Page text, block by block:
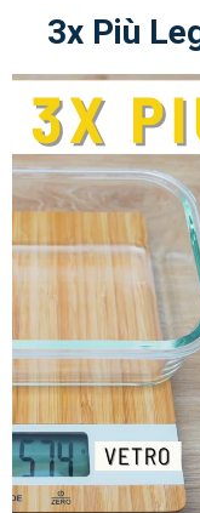
3x Più